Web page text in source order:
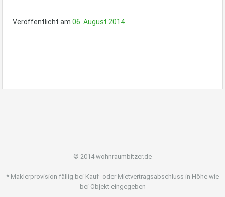
Veröffentlicht am 06. August 2014
© 2014 wohnraumbitzer.de
* Maklerprovision fällig bei Kauf- oder Mietvertragsabschluss in Höhe wie
bei Objekt eingegeben